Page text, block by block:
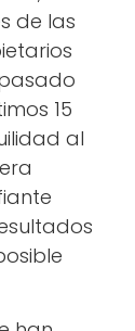
de las
15
al